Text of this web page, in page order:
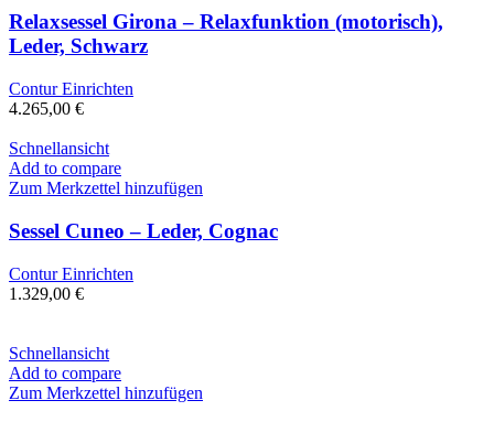
Relaxsessel Girona – Relaxfunktion (motorisch),
Leder, Schwarz
Contur Einrichten
4.265,00 €
Schnellansicht
Add to compare
Zum Merkzettel hinzufügen
Sessel Cuneo – Leder, Cognac
Contur Einrichten
1.329,00 €
Schnellansicht
Add to compare
Zum Merkzettel hinzufügen